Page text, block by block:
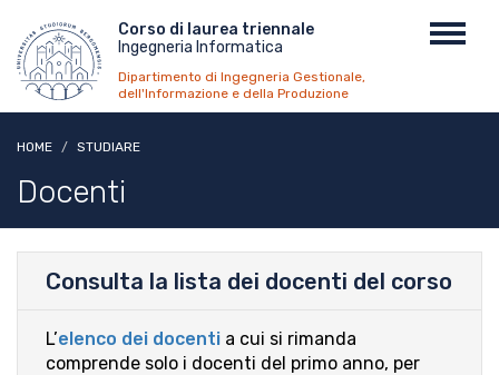
contenuto
principale
Menu
top
Corso di laurea triennale
Ingegneria Informatica
Dipartimento di Ingegneria Gestionale,
dell'Informazione e della Produzione
HOME STUDIARE
Docenti
Consulta la lista dei docenti del corso
L’elenco dei docenti a cui si rimanda
comprende solo i docenti del primo anno, per